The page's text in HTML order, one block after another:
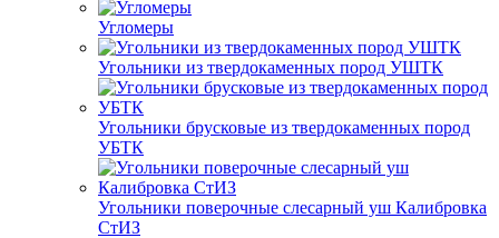
Угломеры
Угольники из твердокаменных пород УШТК
Угольники брусковые из твердокаменных пород
УБТК
Угольники поверочные слесарный уш Калибровка
СтИЗ